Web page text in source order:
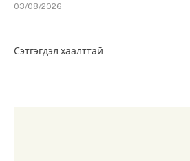
03/08/2026
Сэтгэгдэл хаалттай